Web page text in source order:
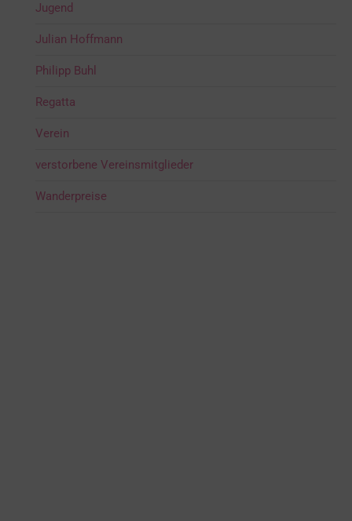
Jugend
Julian Hoffmann
Philipp Buhl
Regatta
Verein
verstorbene Vereinsmitglieder
Wanderpreise